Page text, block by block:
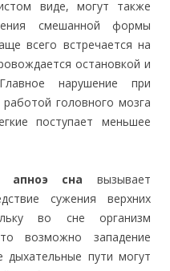
виде, могут также
смешанной формы
всего встречается на
остановкой и
нарушение при
головного мозга
поступает меньшее
апноэ сна вызывает
сужения верхних
во сне организм
возможно западение
дыхательные пути могут